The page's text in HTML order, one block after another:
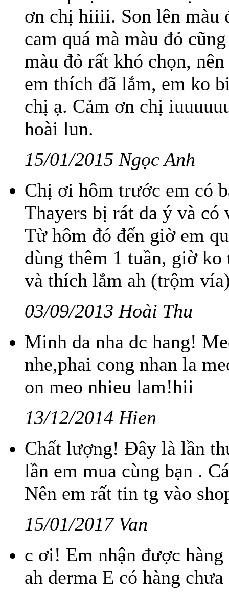
ơn chị hiiii. Son lên màu
cam quá mà màu đỏ
màu đỏ rất khó chọn,
em thích đã lắm, em ko
chị ạ. Cảm ơn chị
hoài lun.
15/01/2015 Ngọc Anh
Chị ơi hôm trước em có
Thayers bị rát da ý và
Từ hôm đó đến giờ em
dùng thêm 1 tuần, giờ
và thích lắm ah (trộm
03/09/2013 Hoài Thu
Minh da nha dc hang!
nhe,phai cong nhan la
on meo nhieu lam!hii
13/12/2014 Hien
Chất lượng! Đây là lần
lần em mua cùng bạn .
Nên em rất tin tg vào
15/01/2017 Van
c ơi! Em nhận được
ah derma E có hàng chưa